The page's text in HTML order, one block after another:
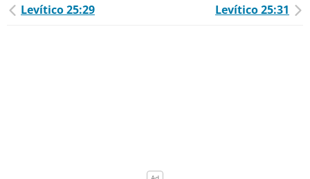
Levítico 25:29 Levítico 25:31